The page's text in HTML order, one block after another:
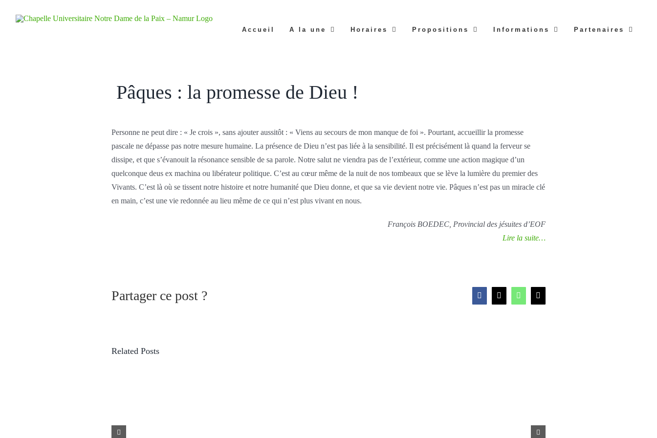
Accueil A la une Horaires Propositions Informations Partenaires
Pâques : la promesse de Dieu !
Personne ne peut dire : « Je crois », sans ajouter aussitôt : « Viens au secours de mon manque de foi ». Pourtant, accueillir la promesse
pascale ne dépasse pas notre mesure humaine. La présence de Dieu n’est pas liée à la sensibilité. Il est précisément là quand la ferveur se
dissipe, et que s’évanouit la résonance sensible de sa parole. Notre salut ne viendra pas de l’extérieur, comme une action magique d’un
quelconque deus ex machina ou libérateur politique. C’est au cœur même de la nuit de nos tombeaux que se lève la lumière du premier des
Vivants. C’est là où se tissent notre histoire et notre humanité que Dieu donne, et que sa vie devient notre vie. Pâques n’est pas un miracle clé
en main, c’est une vie redonnée au lieu même de ce qui n’est plus vivant en nous.
François BOEDEC, Provincial des jésuites d’EOF
Lire la suite…
Partager ce post ? Facebook
X WhatsApp
Email
Related Posts